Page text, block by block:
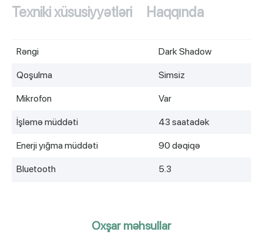
Texniki xüsusiyyətləri Haqqında
Rəngi Dark Shadow
Qoşulma Simsiz
Mikrofon Var
İşləmə müddəti 43 saatadək
Enerji yığma müddəti 90 dəqiqə
Bluetooth 5.3
Oxşar məhsullar